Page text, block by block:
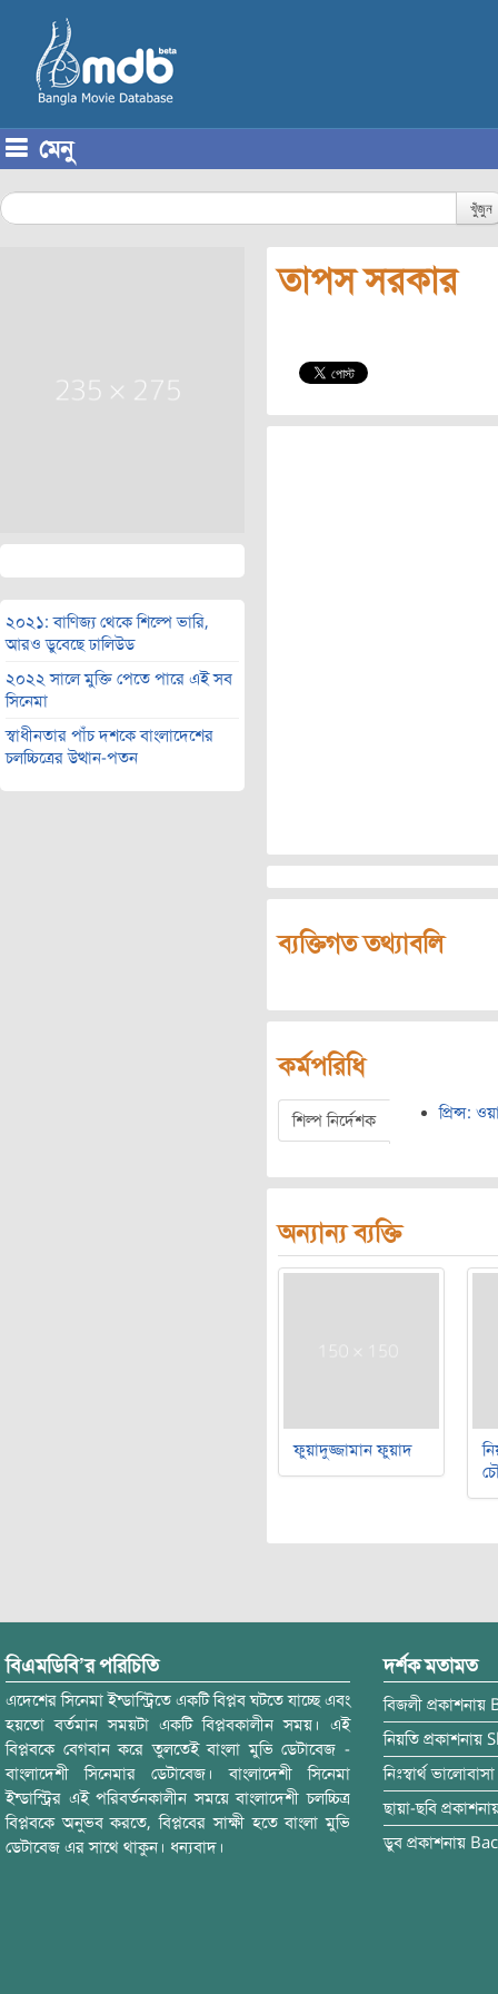
মেনু
খুঁজুন
২০২১: বাণিজ্য থেকে শিল্পে ভারি,
আরও ডুবেছে ঢালিউড
২০২২ সালে মুক্তি পেতে পারে এই সব
সিনেমা
স্বাধীনতার পাঁচ দশকে বাংলাদেশের
চলচ্চিত্রের উত্থান-পতন
তাপস সরকার
ব্যক্তিগত তথ্যাবলি
কর্মপরিধি
শিল্প নির্দেশক প্রিন্স:
অন্যান্য ব্যক্তি
ফুয়াদুজ্জামান ফুয়াদ
বিএমডিবি’র পরিচিতি
এদেশের সিনেমা ইন্ডাস্ট্রিতে একটি বিপ্লব ঘটতে যাচ্ছে এবং
হয়তো বর্তমান সময়টা একটি বিপ্লবকালীন সময়। এই
বিপ্লবকে বেগবান করে তুলতেই বাংলা মুভি ডেটাবেজ -
বাংলাদেশী সিনেমার ডেটাবেজ। বাংলাদেশী সিনেমা
ইন্ডাস্ট্রির এই পরিবর্তনকালীন সময়ে বাংলাদেশী চলচ্চিত্র
বিপ্লবকে অনুভব করতে, বিপ্লবের সাক্ষী হতে বাংলা মুভি
ডেটাবেজ এর সাথে থাকুন। ধন্যবাদ।
দর্শক মতামত
বিজলী প্রকাশনায়
নিয়তি প্রকাশনায়
নিঃস্বার্থ ভালোবাসা
ছায়া-ছবি
ডুব প্রকাশনায়